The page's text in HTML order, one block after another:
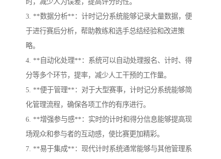
时，减少人为误差，提高评分的性。
3. **数据分析**：计时记分系统能够记录大量数据，便
于进行赛后分析，帮助教练和选手总结经验和改进策
略。
4. **自动化处理**：系统可以自动处理报名、计时、得
分等多个环节，提率，减少人工干预的工作量。
5. **便于管理**：对于大型赛事，计时记分系统能够简
化管理流程，确保各项工作的有序进行。
6. **增强参与感**：实时的计时和得分信息能够提高现
场观众和参与者的互动感，使比赛更加精彩。
7. **易于集成**：现代计时系统通常能够与其他管理系